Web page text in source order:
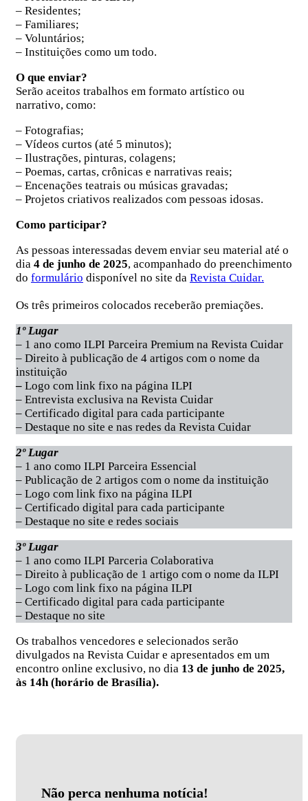
– Residentes;
– Familiares;
– Voluntários;
– Instituições como um todo.
O que enviar?
Serão aceitos trabalhos em formato artístico ou
narrativo, como:
– Fotografias;
– Vídeos curtos (até 5 minutos);
– Ilustrações, pinturas, colagens;
– Poemas, cartas, crônicas e narrativas reais;
– Encenações teatrais ou músicas gravadas;
– Projetos criativos realizados com pessoas idosas.
Como participar?
As pessoas interessadas devem enviar seu material até o
dia 4 de junho de 2025, acompanhado do preenchimento
do formulário disponível no site da Revista Cuidar.
Os três primeiros colocados receberão premiações.
1º Lugar
– 1 ano como ILPI Parceira Premium na Revista Cuidar
– Direito à publicação de 4 artigos com o nome da
instituição
– Logo com link fixo na página ILPI
– Entrevista exclusiva na Revista Cuidar
– Certificado digital para cada participante
– Destaque no site e nas redes da Revista Cuidar
2º Lugar
– 1 ano como ILPI Parceira Essencial
– Publicação de 2 artigos com o nome da instituição
– Logo com link fixo na página ILPI
– Certificado digital para cada participante
– Destaque no site e redes sociais
3º Lugar
– 1 ano como ILPI Parceria Colaborativa
– Direito à publicação de 1 artigo com o nome da ILPI
– Logo com link fixo na página ILPI
– Certificado digital para cada participante
– Destaque no site
Os trabalhos vencedores e selecionados serão
divulgados na Revista Cuidar e apresentados em um
encontro online exclusivo, no dia 13 de junho de 2025,
às 14h (horário de Brasília).
Não perca nenhuma notícia!